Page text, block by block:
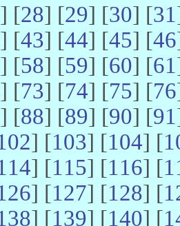
] [28] [29] [30] [31
] [43] [44] [45] [46
] [58] [59] [60] [61
] [73] [74] [75] [76
] [88] [89] [90] [91
] [103] [104] [
] [115] [116] [
] [127] [128] [
] [139] [140] [